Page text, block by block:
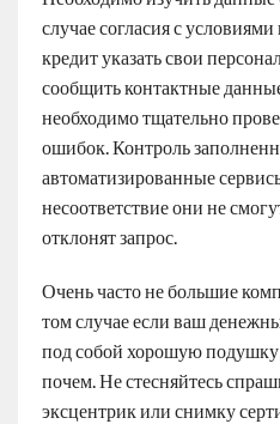
случае согласия с
кредит указать свои
сообщить контактные
необходимо тщательно
ошибок. Контроль
автоматизированные
несоответствие они не
отклонят запрос.
Очень часто не большие
том случае если ваш
под собой хорошую
почем. Не стесняйтесь
эксцентрик или снимку